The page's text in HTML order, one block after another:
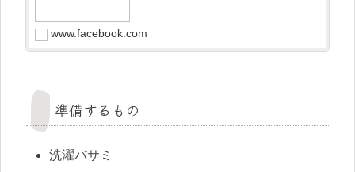
www.facebook.com
準備するもの
洗濯バサミ